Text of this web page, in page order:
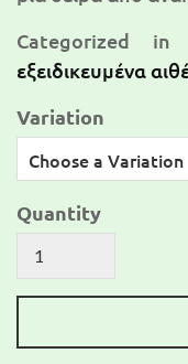
Categorized in
εξειδικευμένα
Variation
Choose a Variation
Quantity